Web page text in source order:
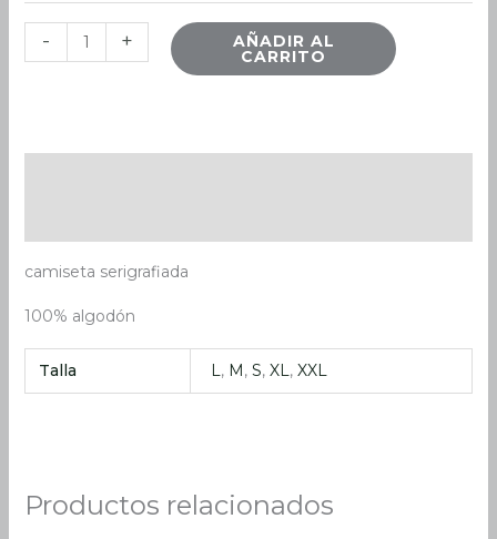
- + AÑADIR AL
CARRITO
camiseta serigrafiada
100% algodón
Talla L, M ,S,XL,XXL
Productos relacionados